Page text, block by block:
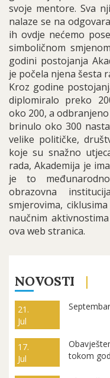
svoje mentore. Sva
nalaze se na
ih ovdje nećemo
simboličnom
godini postojanja
je počela njena šesta
Kroz godine
diplomiralo preko
oko 200, a
brinulo oko 300
velike političke,
koje su snažno
rada, Akademija je
je to
obrazovna
smjerovima,
naučnim
ova web stranica.
NOVOSTI
21.
Jul
17.
Jul
tokom